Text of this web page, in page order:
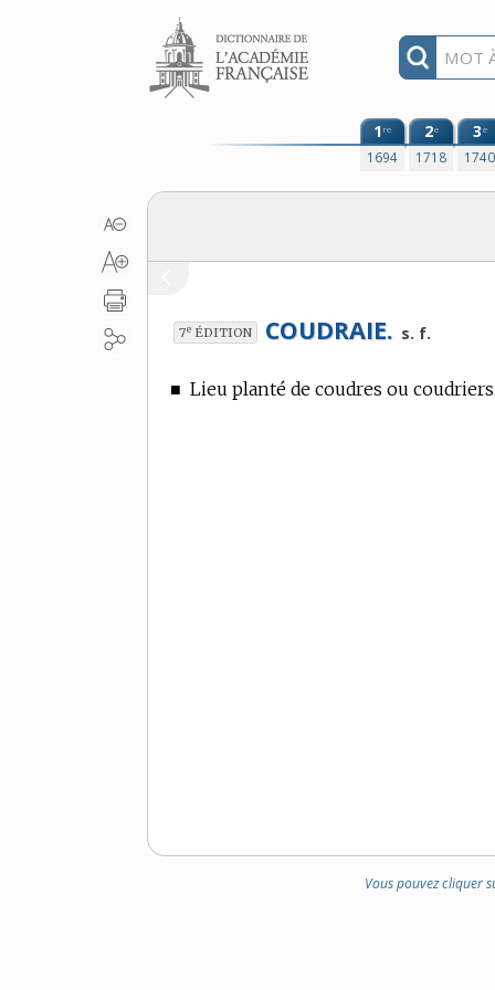
Aller au contenu
1re
1694
2e
1718
3e
1740
7e ÉDITION COUDRAIE. s. f.
■ Lieu planté de coudres ou
Vous pouvez cliquer